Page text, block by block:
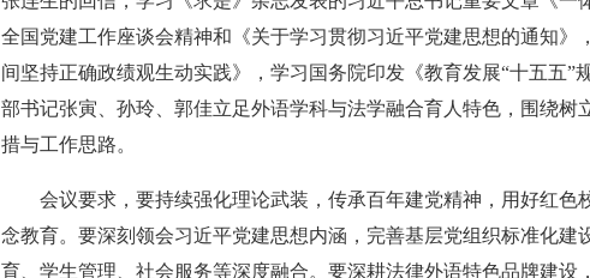
全国党建工作座谈会精神和《关于学习贯彻习近平党建思想的通知》
间坚持正确政绩观生动实践》，学习国务院印发《教育发展“十五五”
部书记张寅、孙玲、郭佳立足外语学科与法学融合育人特色，围绕树
措与工作思路。
会议要求，要持续强化理论武装，传承百年建党精神，用好红色
念教育。要深刻领会习近平党建思想内涵，完善基层党组织标准化建
育、学生管理、社会服务等深度融合。要深耕法律外语特色品牌建设